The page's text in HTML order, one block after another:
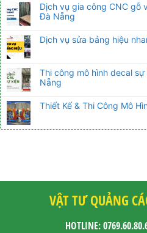
Dịch vụ gia công CNC gỗ
Đà Nẵng
Dịch vụ sửa bảng hiệu
Thi công mô hình decal
Nẵng
Thiết Kế & Thi Công Mô
VẬT TƯ QUẢNG
HOTLINE: